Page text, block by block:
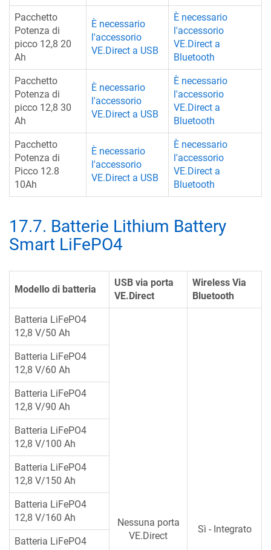
Pacchetto
Potenza di
picco 12,8 20
Ah
È necessario
l'accessorio
VE.Direct a USB
È necessario
l'accessorio
VE.Direct a
Bluetooth
Pacchetto
Potenza di
picco 12,8 30
Ah
È necessario
l'accessorio
VE.Direct a USB
È necessario
l'accessorio
VE.Direct a
Bluetooth
Pacchetto
Potenza di
Picco 12.8
10Ah
È necessario
l'accessorio
VE.Direct a USB
È necessario
l'accessorio
VE.Direct a
Bluetooth
17.7. Batterie Lithium Battery
Smart LiFePO4
Modello di batteria
USB via porta
VE.Direct
Wireless Via
Bluetooth
Batteria LiFePO4
12,8 V/50 Ah
Nessuna porta
VE.Direct
Sì - Integrato
Batteria LiFePO4
12,8 V/60 Ah
Batteria LiFePO4
12,8 V/90 Ah
Batteria LiFePO4
12,8 V/100 Ah
Batteria LiFePO4
12,8 V/150 Ah
Batteria LiFePO4
12,8 V/160 Ah
Batteria LiFePO4